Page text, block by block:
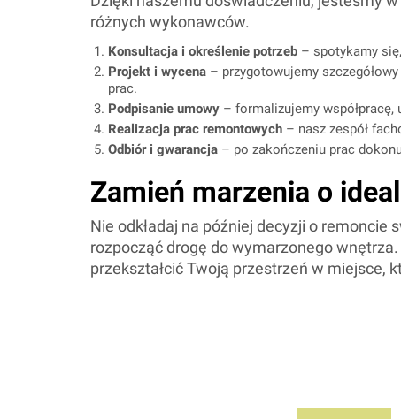
różnych wykonawców.
Konsultacja i określenie potrzeb – spotykamy
Projekt i wycena – przygotowujemy
prac.
Podpisanie umowy – formalizujemy
Realizacja prac remontowych – nasz zespół
Odbiór i gwarancja – po zakończeniu prac
Zamień marzenia o
Nie odkładaj na później decyzji o
rozpocząć drogę do wymarzonego
przekształcić Twoją przestrzeń w miejsce,